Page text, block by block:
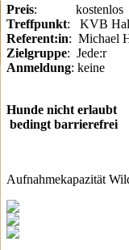
Preis: kostenlos
Treffpunkt: KVB
Referent:in: Michael
Zielgruppe: Jede:r
Anmeldung: keine
Hunde
bedingt
Aufnahmekapazität